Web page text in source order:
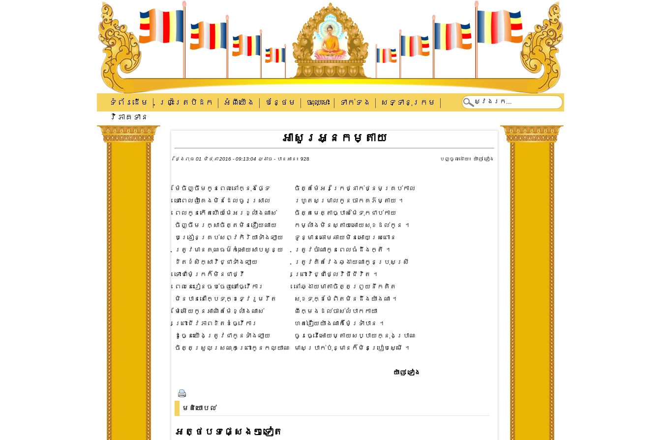
ទំព័រដើម ព្រះត្រៃបិដក អំពីយើង បន្ថែម ចុះឈ្មោះ ទាក់​ទង
សទ្ទានុក្រម
វិភាគទាន
អាសូរអ្នកម្តាយ
ថ្ងៃពុធ 01 មិថុនា 2016 - 09:13:04 ល្ងាច - បានអាន៖ 928 បញ្ចូលដោយ៖ យ៉ាញ់ ទៀង
ម៉ែចិញ្ចឹមកូនពេលនៅក្នុងផ្ទៃ
ទោះពេលញ៉ាំគេងមិនដែលធូរស្រាល
ពេលកូនកើតហើយម៉ែអរខ្លាំងណាស់
ចិញ្ចឹមរក្សាចិត្តមិននឿយណាយ
បង្រៀនគ្រប់សព្វកិរិយាទាំងឡាយ
ត្រូវមានគុណធម៌កុំអោយសាបសូន្យ
ខិតខំសិក្សាវិជ្ជាទាំងឡាយ
ទោះជាម៉ែក្រក៏មិនជាថ្វី
ពេលនេះរៀនចប់ចេញទៅធ្វើការ
មិនបាននៅក្បែទុក្ខទ្វេរួមរឹត
ម៉ែអើយកូនអាណិតម៉ែខ្លាំងណាស់
ព្រោះជីវភាពខិតខំធ្វើការ
ដូច្នេះយើងត្រូវជាកូនទាំងឡាយ
ចិត្តស្រួលស្រណុកព្រោះកូនកល្យាណ
ចិត្តម៉ែអរក្រៃថ្នាក់ថ្នមគ្រប់កាល
រហូតសម្រាលកូនចាកគភ៌ម្តាយ ។
ចិត្តមេត្តាច្បាស់ម៉ែទុកជាប់កាយ
កម្លាំងមិនស្តាយអោយសុខដល់កូន ។
ទូន្មានឆោមឆាយមិនអោយស្រពោន
ត្រូវចាំណាកូនពេលធំដឹងក្តី ។
ត្រូវគិតវែងឆ្ងាយណាកូនប្រុសស្រី
ព្រោះវិជ្ជាថ្លៃវិថីជីវិត ។
នៅឆ្ងាយមាតាចិត្តព្រួយនឹកគិត
សុខទុក្ខម៉ែពិតមិនដឹងយ៉ាងណា ។
ពីក្មេងដល់ចាស់លំបាកកាយា
ហត់នឿយយ៉ាងណាក៏ម៉ែទ្រាំបាន ។
ចូរធ្វើអោយម្តាយសប្បាយក្នុងប្រាណ
មាសប្រាក់ប៉ុន្មានក៏មិនប្រៀបស្មើ ។
យ៉ាញ់ ទៀង
​មតិ​យោបល់
អត្ថបទផ្សេងៗទៀត